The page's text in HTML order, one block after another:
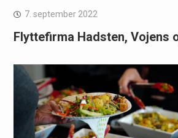
7. september 2022
Flyttefirma Hadsten, Vojens